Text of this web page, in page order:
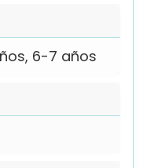
6-7 años